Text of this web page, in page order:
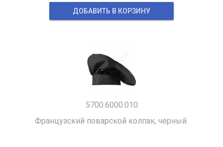
ДОБАВИТЬ В КОРЗИНУ
5700.6000.010
Французский поварской колпак, черный.